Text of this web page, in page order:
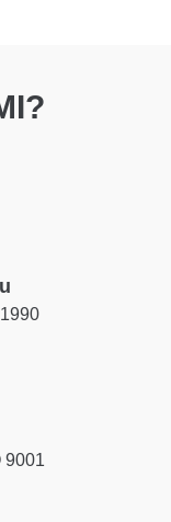
9001